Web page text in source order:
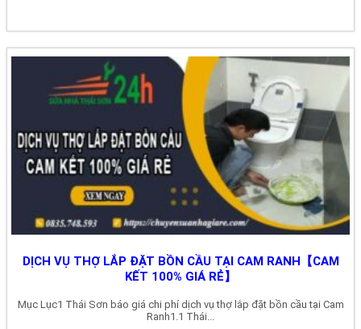
DỊCH VỤ THỢ LẮP ĐẶT BỒN CẦU TẠI CAM RANH【CAM
KẾT 100% GIÁ RẺ】
Mục Lục1 Thái Sơn báo giá chi phí dịch vụ thợ lắp đặt bồn cầu tại Cam
Ranh1.1 Thái...